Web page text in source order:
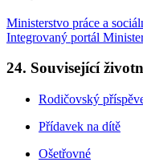
Ministerstvo práce a
Integrovaný portál
24. Související
Rodičovský
Přídavek na dítě
Ošetřovné